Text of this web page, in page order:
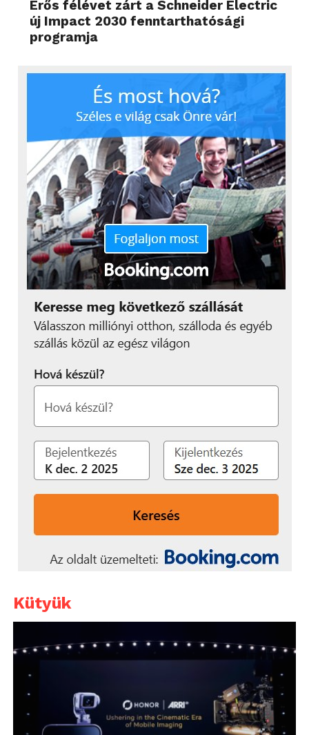
Erős félévet zárt a Schneider Electric
új Impact 2030 fenntarthatósági
programja
Kütyük